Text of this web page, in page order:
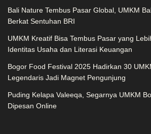
Bali Nature Tembus Pasar Global, UMKM
Berkat Sentuhan BRI
UMKM Kreatif Bisa Tembus Pasar yang
Identitas Usaha dan Literasi Keuangan
Bogor Food Festival 2025 Hadirkan 30
Legendaris Jadi Magnet Pengunjung
Puding Kelapa Valeeqa, Segarnya UMKM
Dipesan Online